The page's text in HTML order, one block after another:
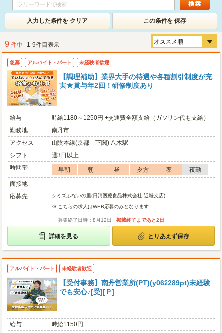
入力した条件を クリア この条件を 保存
9 件中 1-9件目表示
急募 アルバイト・パート 未経験者歓迎
【調理補助】業界大手の待遇や各種割引制度が充
実★賞与年2回！研修制度あり
給与
時給1180～1250円 +交通費全額支給（ガソリン代も支給）
勤務地
南丹市
アクセス
山陰本線(京都－下関) 八木駅
シフト
週3日以上
時間帯
早朝 朝 昼 夕方 夜
夜勤
面接地
応募先
シミズふないの里(日清医療食品株式会社 近畿支店)
※ こちらの求人はWEB応募のみとなります
募集終了日時：8月12日 掲載終了まであと2日
詳細を見る とりあえず保存
アルバイト・パート 未経験者歓迎
【受付事務】南丹営業所(PT)(y062289pt)未経験
でも安心♪[受][Ｐ]
給与
時給1150円